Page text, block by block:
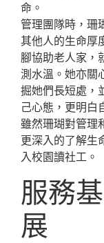
命。
管理團隊時，珊
其他人的生命厚
腳協助老人家，
測水溫。她亦關
掘她們長短處，
己心態，更明白
雖然珊瑚對管理
更深入的了解生
入校園讀社工。
服務
展